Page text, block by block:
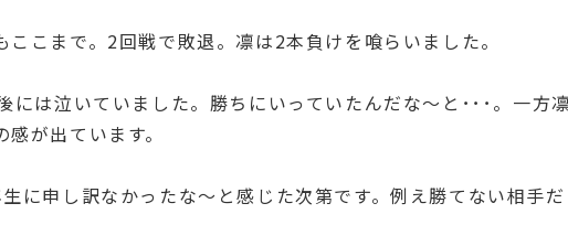
ここまで。2回戦で敗退。凛は2本負けを喰らいました。
には泣いていました。勝ちにいっていたんだな～と･･･。一方
が出ています。
に申し訳なかったな～と感じた次第です。例え勝てない相手